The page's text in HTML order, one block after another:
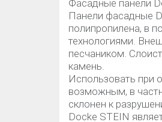
Фасадные панели
Панели фасадные
полипропилена, в
технологиями.
песчаником.
камень.
Использовать при
возможным, в
склонен к
Docke STEIN